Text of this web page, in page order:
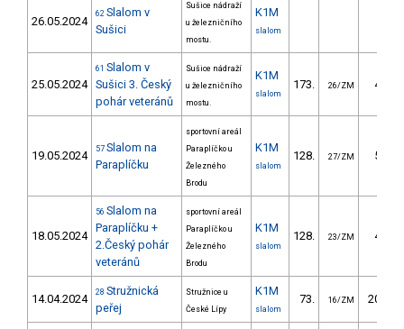
26.05.2024
62 Slalom v
Sušici
Sušice nádraží
u železničního
mostu.
K1M
slalom
25.05.2024
61 Slalom v
Sušici 3. Český
pohár veteránů
Sušice nádraží
u železničního
mostu.
K1M
slalom
173. 26/ZM 46.55
19.05.2024 57 Slalom na
Paraplíčku
sportovní areál
Paraplíčko u
Železného
Brodu
K1M
slalom
128. 27/ZM 56.80
18.05.2024
56 Slalom na
Paraplíčku +
2.Český pohár
veteránů
sportovní areál
Paraplíčko u
Železného
Brodu
K1M
slalom
128. 23/ZM 49.80
14.04.2024 28 Stružnická
peřej
Stružnice u
České Lípy
K1M
slalom
73. 16/ZM 204.20